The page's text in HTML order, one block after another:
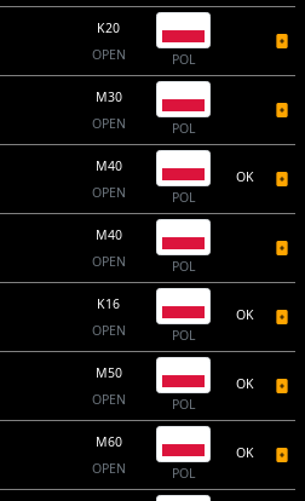
K20
OPEN
POL
M30
OPEN
POL
M40
OPEN
POL
OK
M40
OPEN
POL
K16
OPEN
POL
OK
M50
OPEN
POL
OK
M60
OPEN
POL
OK